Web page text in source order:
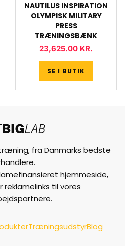
NAUTILUS INSPIRATION
OLYMPISK MILITARY
PRESS
TRÆNINGSBÆNK
23,625.00 KR.
SE I BUTIK
fra Danmarks bedste
hjemmeside,
reklamelinks til vores
TræningsudstyrBlog